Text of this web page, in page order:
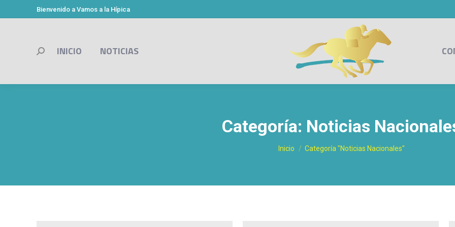
Bienvenido a Vamos a la Hípica
INICIO NOTICIAS
Buscar:
Categoría: Noticias
Estás aquí:
Inicio Categoría "Noticias Nacionales"